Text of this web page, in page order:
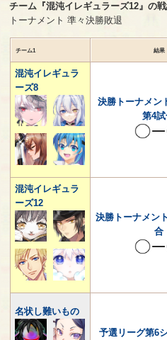
チーム『混沌イレギュラーズ12』の
トーナメント 準々決勝敗退
チーム1 結果
混沌イレギュラ
ーズ8
決勝トーナメン
第4
混沌イレギュラ
ーズ12
決勝トーナメン
合
名状し難いもの
予選リーグ第6